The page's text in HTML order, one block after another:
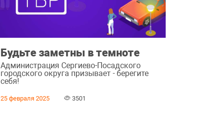
Будьте заметны в темноте
Администрация Сергиево-Посадского
городского округа призывает - берегите
себя!
25 февраля 2025 3501